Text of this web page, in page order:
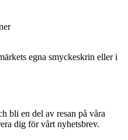
egna smyckeskrin eller i
bli en del av resan på våra
dig för vårt nyhetsbrev.